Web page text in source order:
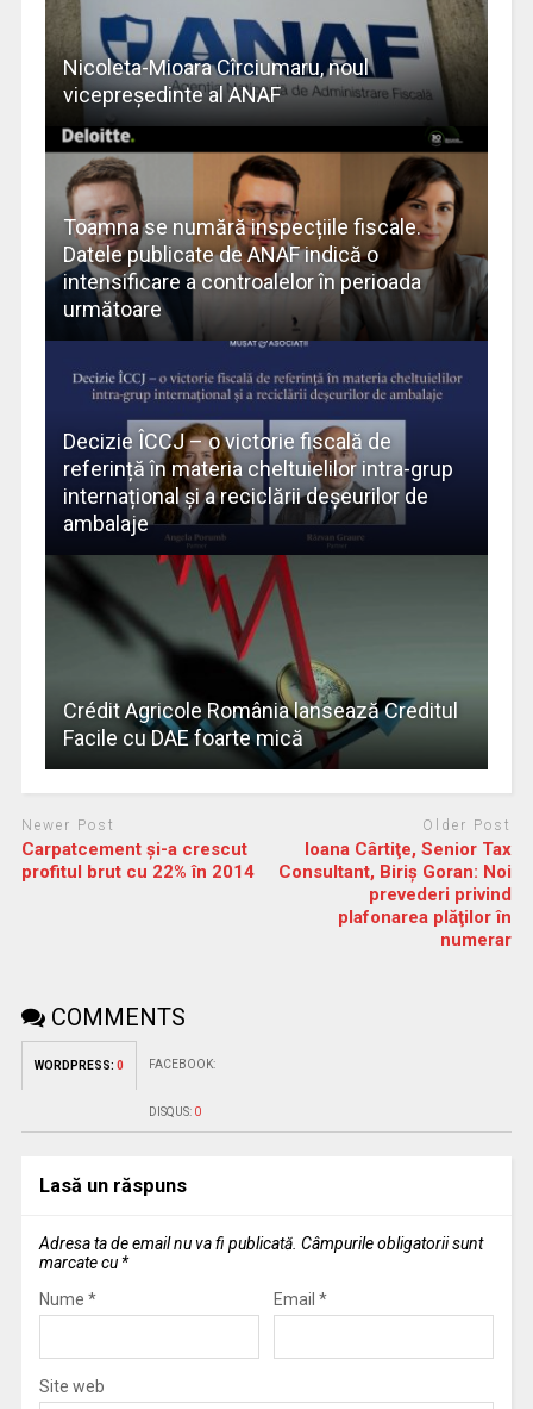
Nicoleta-Mioara Cîrciumaru, noul
vicepreședinte al ANAF
Toamna se numără inspecțiile fiscale.
Datele publicate de ANAF indică o
intensificare a controalelor în perioada
următoare
Decizie ÎCCJ – o victorie fiscală de
referință în materia cheltuielilor intra-grup
internațional și a reciclării deșeurilor de
ambalaje
Crédit Agricole România lansează Creditul
Facile cu DAE foarte mică
Newer Post
Carpatcement şi-a crescut
profitul brut cu 22% în 2014
Older Post
Ioana Cârtiţe, Senior Tax
Consultant, Biriş Goran: Noi
prevederi privind
plafonarea plăţilor în
numerar
COMMENTS
WORDPRESS: 0 FACEBOOK:
DISQUS: 0
Lasă un răspuns
Adresa ta de email nu va fi publicată. Câmpurile obligatorii sunt
marcate cu *
Nume * Email *
Site web